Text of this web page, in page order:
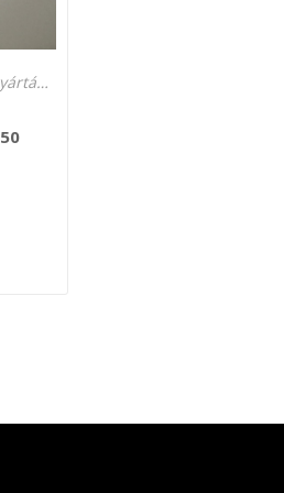
35 x 45 kulcstartó gyártás egy karikával